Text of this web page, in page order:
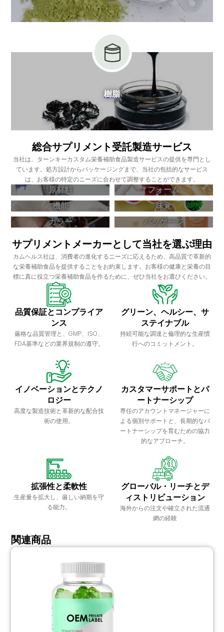
樹脂
総合サプリメント受託製造サービス
当社は、ターンキーカスタム栄養補助食品製造サービスの提供を専門とし
ています。処方設計からパッケージングまで、当社の包括的なサービス
は、お客様の特定のニーズに合わせて調整することができます。
原材料
フォーム
機能
味覚
カラー
パッケージ
サプリメントメーカーとして当社を選ぶ理由
カムヘルス社は、消費者の進化するニーズに応えるため、高品質で革新的
な栄養補助食品を提供することをお約束します。お客様の健康と栄養の目
標に真に役立つ栄養補助食品を作るために、ぜひ当社をお選びください。
品質保証とコンプライア
ンス
厳格な品質管理と、GMP、ISO、
FDA基準などの業界規制の遵守。
グリーン、ヘルシー、サ
ステイナブル
持続可能な調達と倫理的な生産慣
行へのコミットメント。
イノベーションとテクノ
ロジー
高度な製造技術と革新的な配合技
術の使用。
カスタマーサポートとパ
ートナーシップ
専任のアカウントマネージャーに
よる個別サポートと、長期的なパ
ートナーシップを育むための協力
的なアプローチ。
拡張性と柔軟性
生産量を拡大し、厳しい納期を守
る能力。
グローバル・リーチとデ
ィストリビューション
海外からの注文や確立された流通
網の経験
関連商品